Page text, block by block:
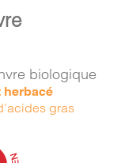
biologique
herbacé
gras